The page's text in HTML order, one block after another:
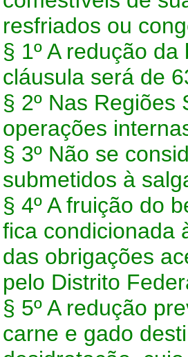
resfriados ou
§ 1º A redução
cláusula será de
§ 2º Nas Regiões
operações
§ 3º Não se
submetidos à
§ 4º A fruição do
fica condicionada
das obrigações
pelo Distrito
§ 5º A redução
carne e gado